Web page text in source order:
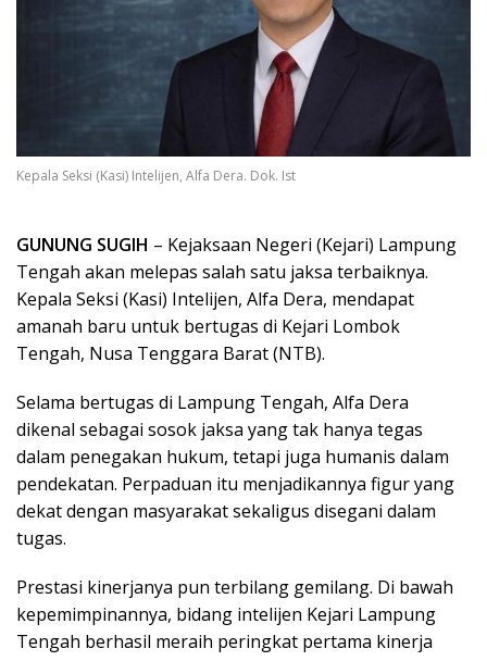
Kepala Seksi (Kasi) Intelijen, Alfa Dera. Dok. Ist
GUNUNG SUGIH – Kejaksaan Negeri (Kejari) Lampung
Tengah akan melepas salah satu jaksa terbaiknya.
Kepala Seksi (Kasi) Intelijen, Alfa Dera, mendapat
amanah baru untuk bertugas di Kejari Lombok
Tengah, Nusa Tenggara Barat (NTB).
Selama bertugas di Lampung Tengah, Alfa Dera
dikenal sebagai sosok jaksa yang tak hanya tegas
dalam penegakan hukum, tetapi juga humanis dalam
pendekatan. Perpaduan itu menjadikannya figur yang
dekat dengan masyarakat sekaligus disegani dalam
tugas.
Prestasi kinerjanya pun terbilang gemilang. Di bawah
kepemimpinannya, bidang intelijen Kejari Lampung
Tengah berhasil meraih peringkat pertama kinerja